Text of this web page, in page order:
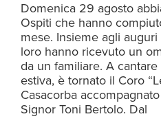
Domenica 29 agosto
Ospiti che hanno
mese. Insieme agli
loro hanno ricevuto un
da un familiare. A
estiva, è tornato il Coro
Casacorba
Signor Toni Bertolo. Dal